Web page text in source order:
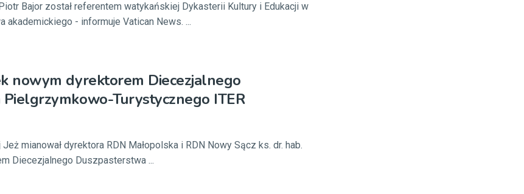
Bajor został referentem watykańskiej Dykasterii Kultury i Edukacji w
akademickiego - informuje Vatican News. ...
nowym dyrektorem Diecezjalnego
Turystycznego ITER
mianował dyrektora RDN Małopolska i RDN Nowy Sącz ks. dr. hab.
Diecezjalnego Duszpasterstwa ...